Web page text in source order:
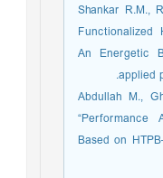
19. Shankar
Functionalized
An Energetic
applied
20. Abdullah
Based on